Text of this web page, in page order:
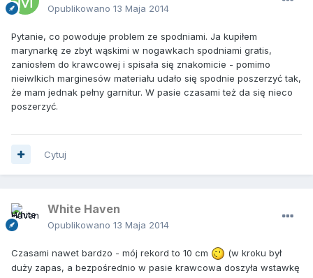
Opublikowano 13 Maja 2014
Pytanie, co powoduje problem ze spodniami. Ja kupiłem
marynarkę ze zbyt wąskimi w nogawkach spodniami gratis,
zaniosłem do krawcowej i spisała się znakomicie - pomimo
nieiwlkich marginesów materiału udało się spodnie poszerzyć tak,
że mam jednak pełny garnitur. W pasie czasami też da się nieco
poszerzyć.
Cytuj
White Haven
Opublikowano 13 Maja 2014
Czasami nawet bardzo - mój rekord to 10 cm
(w kroku był
duży zapas, a bezpośrednio w pasie krawcowa doszyła wstawkę